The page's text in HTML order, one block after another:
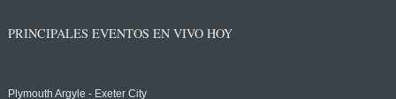
PRINCIPALES EVENTOS EN VIVO HOY
Plymouth Argyle - Exeter City